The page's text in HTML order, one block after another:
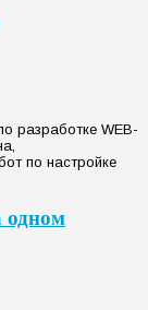
разработке WEB-
по настройке
одном